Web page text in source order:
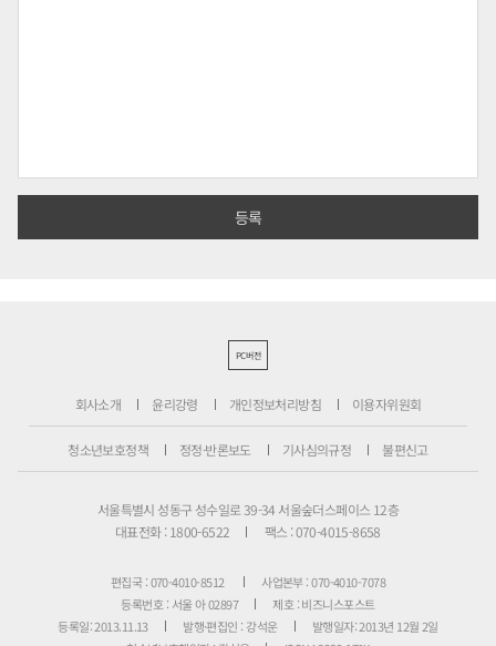
PC버전
회사소개 윤리강령 개인정보처리방침 이용자위원회
청소년보호정책 정정·반론보도 기사심의규정 불편신고
서울특별시 성동구 성수일로 39-34 서울숲더스페이스 12층
대표전화 : 1800-6522
팩스 : 070-4015-8658
편집국 : 070-4010-8512
사업본부 : 070-4010-7078
등록번호 : 서울 아 02897
제호 : 비즈니스포스트
등록일: 2013.11.13
발행·편집인 : 강석운
발행일자: 2013년 12월 2일